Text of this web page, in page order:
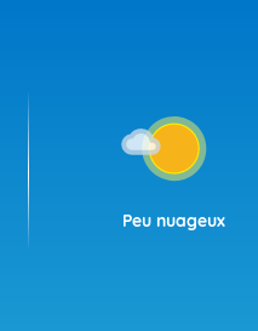
Peu nuageux